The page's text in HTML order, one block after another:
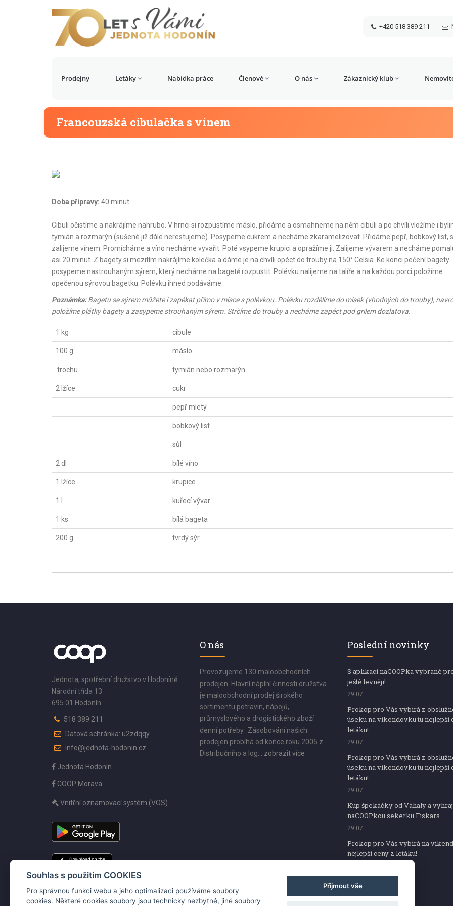
+420 518 389 211
Prodejny Letáky Nabídka práce Členové O nás Zákaznický klub
Francouzská cibulačka s vínem
Doba přípravy: 40 minut
Cibuli očistíme a nakrájíme nahrubo. V hrnci si rozpustíme máslo, přidáme a osmahneme na něm cibuli a po chvíli vložíme i
tymián a rozmarýn (sušené již dále nerestujeme). Posypeme cukrem a necháme zkaramelizovat. Přidáme pepř, bobkový list,
zalijeme vínem. Promícháme a víno necháme vyvařit. Poté vsypeme krupici a opražíme ji. Zalijeme vývarem a necháme
asi 20 minut. Z bagety si mezitím nakrájíme kolečka a dáme je na chvíli opéct do trouby na 150° Celsia. Ke konci pečení bagety
posypeme nastrouhaným sýrem, který necháme na bagetě rozpustit. Polévku nalijeme na talíře a na každou porci položíme
opečenou sýrovou bagetku. Polévku ihned podáváme.
Poznámka:Bagetu se sýrem můžete i zapékat přímo v misce s polévkou. Polévku rozdělíme do misek (vhodných do trouby),
položíme plátky bagety a zasypeme strouhaným sýrem. Strčíme do trouby a necháme zapéct pod grilem dozlatova.
1 kg cibule
100 g máslo
trochu tymián nebo rozmarýn
2 lžíce cukr
pepř mletý
bobkový list
sůl
2 dl bílé víno
1 lžíce krupice
1 l kuřecí vývar
1 ks bílá bageta
200 g tvrdý sýr
Jednota, spotřební družstvo v Hodoníně
Národní třída 13
695 01 Hodonín
518 389 211
Datová schránka: u2zdqqy
info@jednota-hodonin.cz
Jednota Hodonín
COOP Morava
Vnitřní oznamovací systém (VOS)
O nás
Provozujeme 130 maloobchodních
prodejen. Hlavní náplní činnosti družstva
je maloobchodní prodej širokého
sortimentu potravin, nápojů,
průmyslového a drogistického zboží
denní potřeby. Zásobování našich
prodejen probíhá od konce roku 2005 z
Distribučního a log... zobrazit více
Poslední novinky
S aplikací naCOOPka vybrané
ještě levněji!
29.07
Prokop pro Vás vybírá z
úseku na víkendovku tu nejlepší
letáku!
29.07
Prokop pro Vás vybírá z
úseku na víkendovku tu nejlepší
letáku!
29.07
Kup špekáčky od Váhaly a
naCOOPkou sekerku Fiskars
29.07
Prokop pro Vás vybírá na
nejlepší ceny z letáku!
Souhlas s použitím COOKIES
Pro správnou funkci webu a jeho optimalizaci používáme soubory
cookies. Některé cookies soubory jsou technicky nezbytné, jiné soubory
Přijmout vše